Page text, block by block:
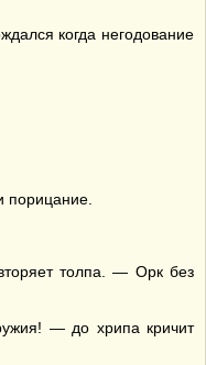
когда негодование
порицание.
толпа. — Орк без
— до хрипа кричит